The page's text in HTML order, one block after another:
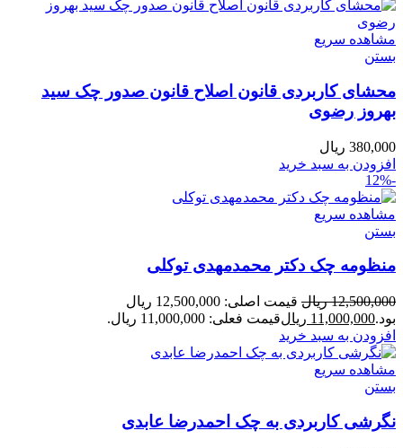
مشاهده سریع
بستن
محشای کاربردی قانون اصلاح قانون صدور چک سید
بهروز رضوی
380,000 ریال
افزودن به سبد خرید
-12%
مشاهده سریع
بستن
منظومه چک دکتر محمدمهدی توکلی
12,500,000 ریال
قیمت اصلی: 12,500,000 ریال
بود.11,000,000 ریالقیمت فعلی: 11,000,000 ریال.
افزودن به سبد خرید
مشاهده سریع
بستن
نگرشی کاربردی به چک احمدرضا عابدی